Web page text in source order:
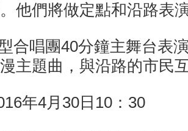
他們將做定點和沿路表
合唱團40分鐘主舞台表
主題曲，與沿路的市民
年4月30日10：30